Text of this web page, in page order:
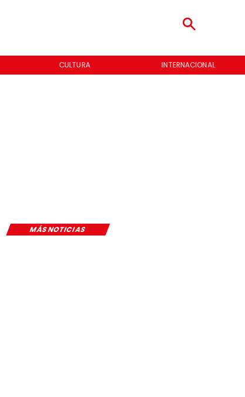
CULTURA INTERNACIONAL
MÁS NOTICIAS